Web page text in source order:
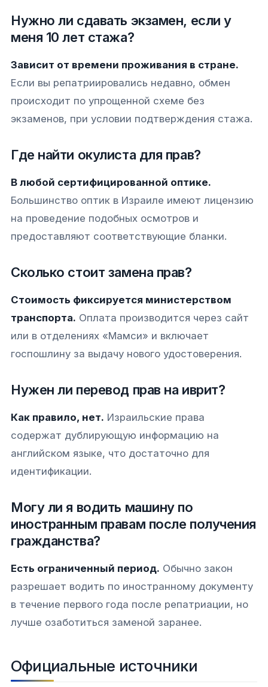
Нужно ли сдавать экзамен, если у
меня 10 лет стажа?
Зависит от времени проживания в стране.
Если вы репатриировались недавно, обмен
происходит по упрощенной схеме без
экзаменов, при условии подтверждения стажа.
Где найти окулиста для прав?
В любой сертифицированной оптике.
Большинство оптик в Израиле имеют лицензию
на проведение подобных осмотров и
предоставляют соответствующие бланки.
Сколько стоит замена прав?
Стоимость фиксируется министерством
транспорта. Оплата производится через сайт
или в отделениях «Мамси» и включает
госпошлину за выдачу нового удостоверения.
Нужен ли перевод прав на иврит?
Как правило, нет. Израильские права
содержат дублирующую информацию на
английском языке, что достаточно для
идентификации.
Могу ли я водить машину по
иностранным правам после получения
гражданства?
Есть ограниченный период. Обычно закон
разрешает водить по иностранному документу
в течение первого года после репатриации, но
лучше озаботиться заменой заранее.
Официальные источники